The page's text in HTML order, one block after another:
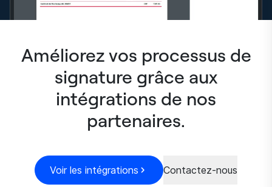
Améliorez vos processus de
signature grâce aux
intégrations de nos
partenaires.
Voir les intégrations Contactez-nous